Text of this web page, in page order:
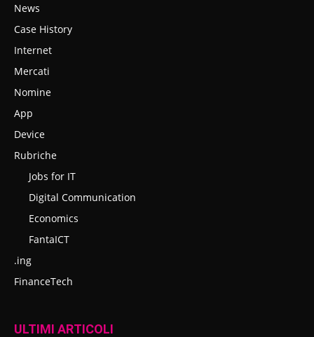
News
Case History
Internet
Mercati
Nomine
App
Device
Rubriche
Jobs for IT
Digital Communication
Economics
FantaICT
.ing
FinanceTech
ULTIMI ARTICOLI